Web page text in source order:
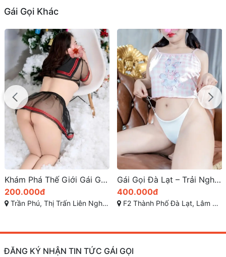
Gái Gọi Khác
Khám Phá Thế Giới Gái Gọi Đặc Biệt Tại Lâm Đồng – Ngọc Linh: Gái Gọi Giá Rẻ, BODY GỢI DỤC
200.000đ
Trần Phú, Thị Trấn Liên Nghĩa, Đức Trọng, Lâm Đồng
Gái Gọi Đà Lạt – Trải Nghiệm Đẳng Cấp Với Nhật Ánh – Nhu Mì Ngọt Ngào, Nữ Thần Dâm Siêu Phê
400.000đ
F2 Thành Phố Đà Lạt, Lâm Đồng
ĐĂNG KÝ NHẬN TIN TỨC GÁI GỌI